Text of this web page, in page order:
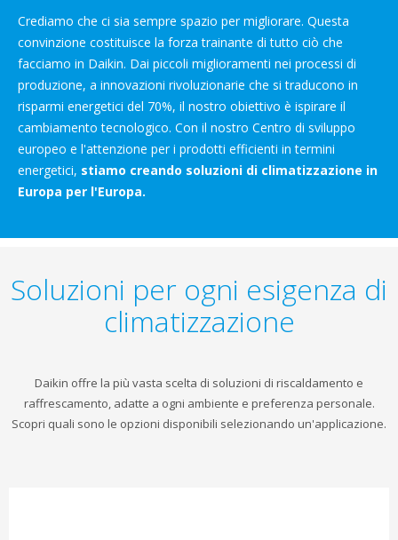
Crediamo che ci sia sempre spazio per migliorare. Questa
convinzione costituisce la forza trainante di tutto ciò che
facciamo in Daikin. Dai piccoli miglioramenti nei processi di
produzione, a innovazioni rivoluzionarie che si traducono in
risparmi energetici del 70%, il nostro obiettivo è ispirare il
cambiamento tecnologico. Con il nostro Centro di sviluppo
europeo e l'attenzione per i prodotti efficienti in termini
energetici, stiamo creando soluzioni di climatizzazione in
Europa per l'Europa.
Soluzioni per ogni esigenza di
climatizzazione
Daikin offre la più vasta scelta di soluzioni di riscaldamento e
raffrescamento, adatte a ogni ambiente e preferenza personale.
Scopri quali sono le opzioni disponibili selezionando un'applicazione.